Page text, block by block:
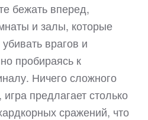
бежать вперед,
и залы, которые
врагов и
пробираясь к
Ничего сложного
предлагает столько
сражений, что